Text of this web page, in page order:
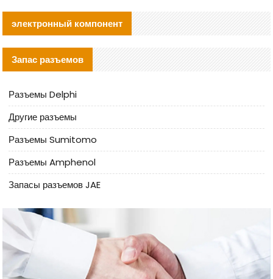
электронный компонент
Запас разъемов
Разъемы Delphi
Другие разъемы
Разъемы Sumitomo
Разъемы Amphenol
Запасы разъемов JAE